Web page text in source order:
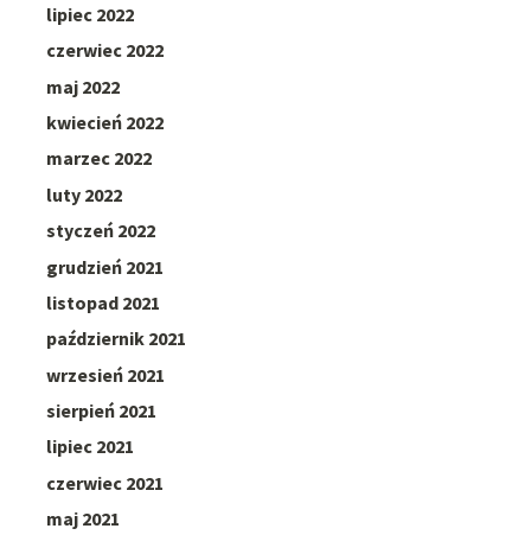
lipiec 2022
czerwiec 2022
maj 2022
kwiecień 2022
marzec 2022
luty 2022
styczeń 2022
grudzień 2021
listopad 2021
październik 2021
wrzesień 2021
sierpień 2021
lipiec 2021
czerwiec 2021
maj 2021